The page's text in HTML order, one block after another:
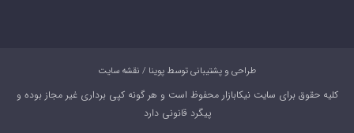
طراحی و پشتیبانی توسط پوینا / نقشه سایت
کلیه حقوق برای سایت نیکابازار محفوظ است و هر گونه کپی برداری غیر مجاز بوده و
پیگرد قانونی دارد